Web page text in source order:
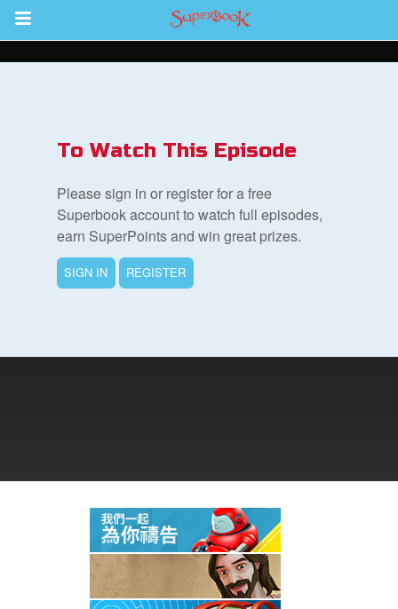
Return to Content
To Watch This Episode
Please sign in or register for a free
Superbook account to watch full episodes,
earn SuperPoints and win great prizes.
SIGN IN REGISTER